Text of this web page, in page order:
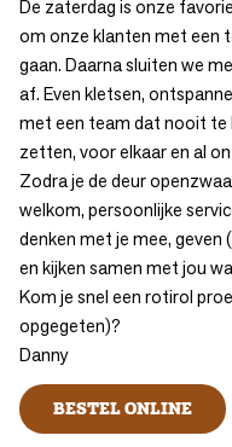
De zaterdag is onze
om onze klanten met een
gaan. Daarna sluiten we
af. Even kletsen,
met een team dat nooit te
zetten, voor elkaar en al
Zodra je de deur
welkom, persoonlijke
denken met je mee, geven
en kijken samen met jou
Kom je snel een rotirol
opgegeten)?
Danny
BESTEL ONLINE